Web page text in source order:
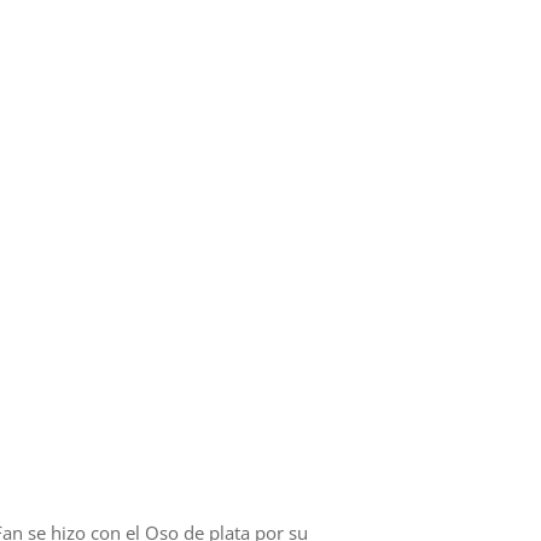
se hizo con el Oso de plata por su